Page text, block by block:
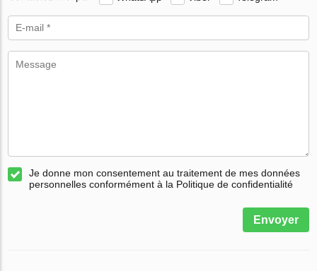
Je donne mon consentement au traitement de mes données
personnelles conformément à la Politique de confidentialité
Envoyer